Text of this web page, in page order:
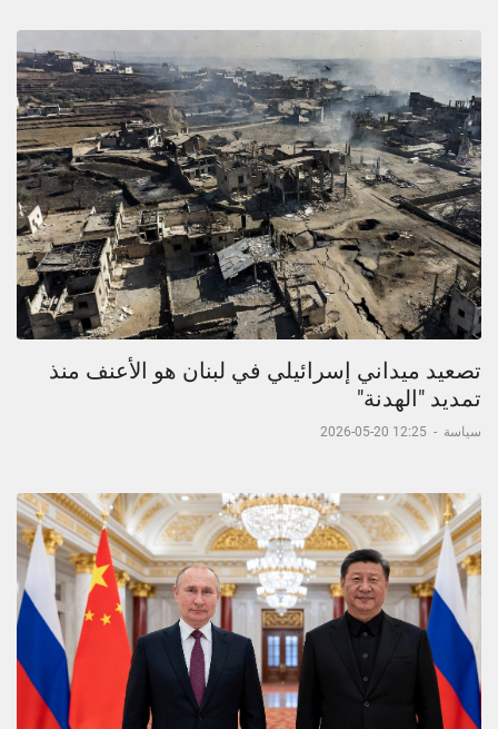
تصعيد ميداني إسرائيلي في لبنان هو الأعنف منذ
تمديد "الهدنة"
سياسة -
12:25 20-05-2026